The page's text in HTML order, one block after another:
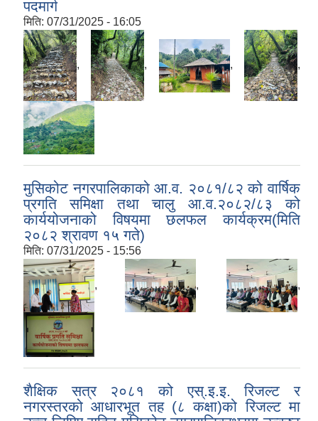
पदमार्ग
मिति: 07/31/2025 - 16:05
, , , ,
मुसिकोट नगरपालिकाको आ.व. २०८१/८२ को वार्षिक
प्रगति समिक्षा तथा चालु आ.व.२०८२/८३ को
कार्ययोजनाको विषयमा छलफल कार्यक्रम(मिति
२०८२ श्रावण १५ गते)
मिति: 07/31/2025 - 15:56
, , ,
शैक्षिक सत्र २०८१ को एस्.इ.इ. रिजल्ट र
नगरस्तरको आधारभूत तह (८ कक्षा)को रिजल्ट मा